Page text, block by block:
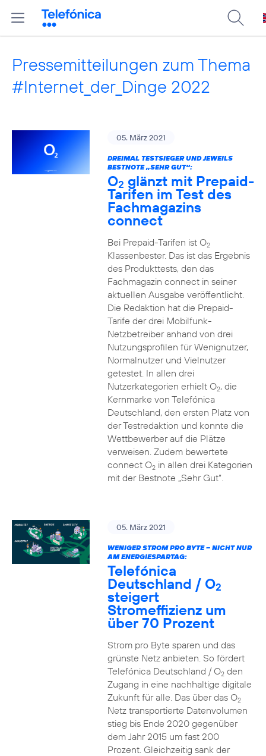
Pressemitteilungen zum Thema
#Internet_der_Dinge 2022
05. März 2021
DREIMAL TESTSIEGER UND JEWEILS
BESTNOTE „SEHR GUT“:
O2 glänzt mit Prepaid-
Tarifen im Test des
Fachmagazins
connect
Bei Prepaid-Tarifen ist O2
Klassenbester. Das ist das Ergebnis
des Produkttests, den das
Fachmagazin connect in seiner
aktuellen Ausgabe veröffentlicht.
Die Redaktion hat die Prepaid-
Tarife der drei Mobilfunk-
Netzbetreiber anhand von drei
Nutzungsprofilen für Wenignutzer,
Normalnutzer und Vielnutzer
getestet. In allen drei
Nutzerkategorien erhielt O2, die
Kernmarke von Telefónica
Deutschland, den ersten Platz von
der Testredaktion und konnte die
Wettbewerber auf die Plätze
verweisen. Zudem bewertete
connect O2in allen drei Kategorien
mit der Bestnote „Sehr Gut“.
05. März 2021
WENIGER STROM PRO BYTE – NICHT NUR
AM ENERGIESPARTAG:
Telefónica
Deutschland / O2
steigert
Stromeffizienz um
über 70 Prozent
Strom pro Byte sparen und das
grünste Netz anbieten. So fördert
Telefónica Deutschland / O2den
Zugang in eine nachhaltige digitale
Zukunft für alle. Das über das O2
Netz transportierte Datenvolumen
stieg bis Ende 2020 gegenüber
dem Jahr 2015 um fast 200
Prozent. Gleichzeitig sank der